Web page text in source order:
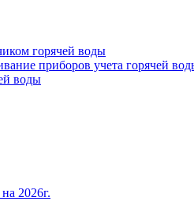
горячей воды
приборов учета горячей
воды
2026г.